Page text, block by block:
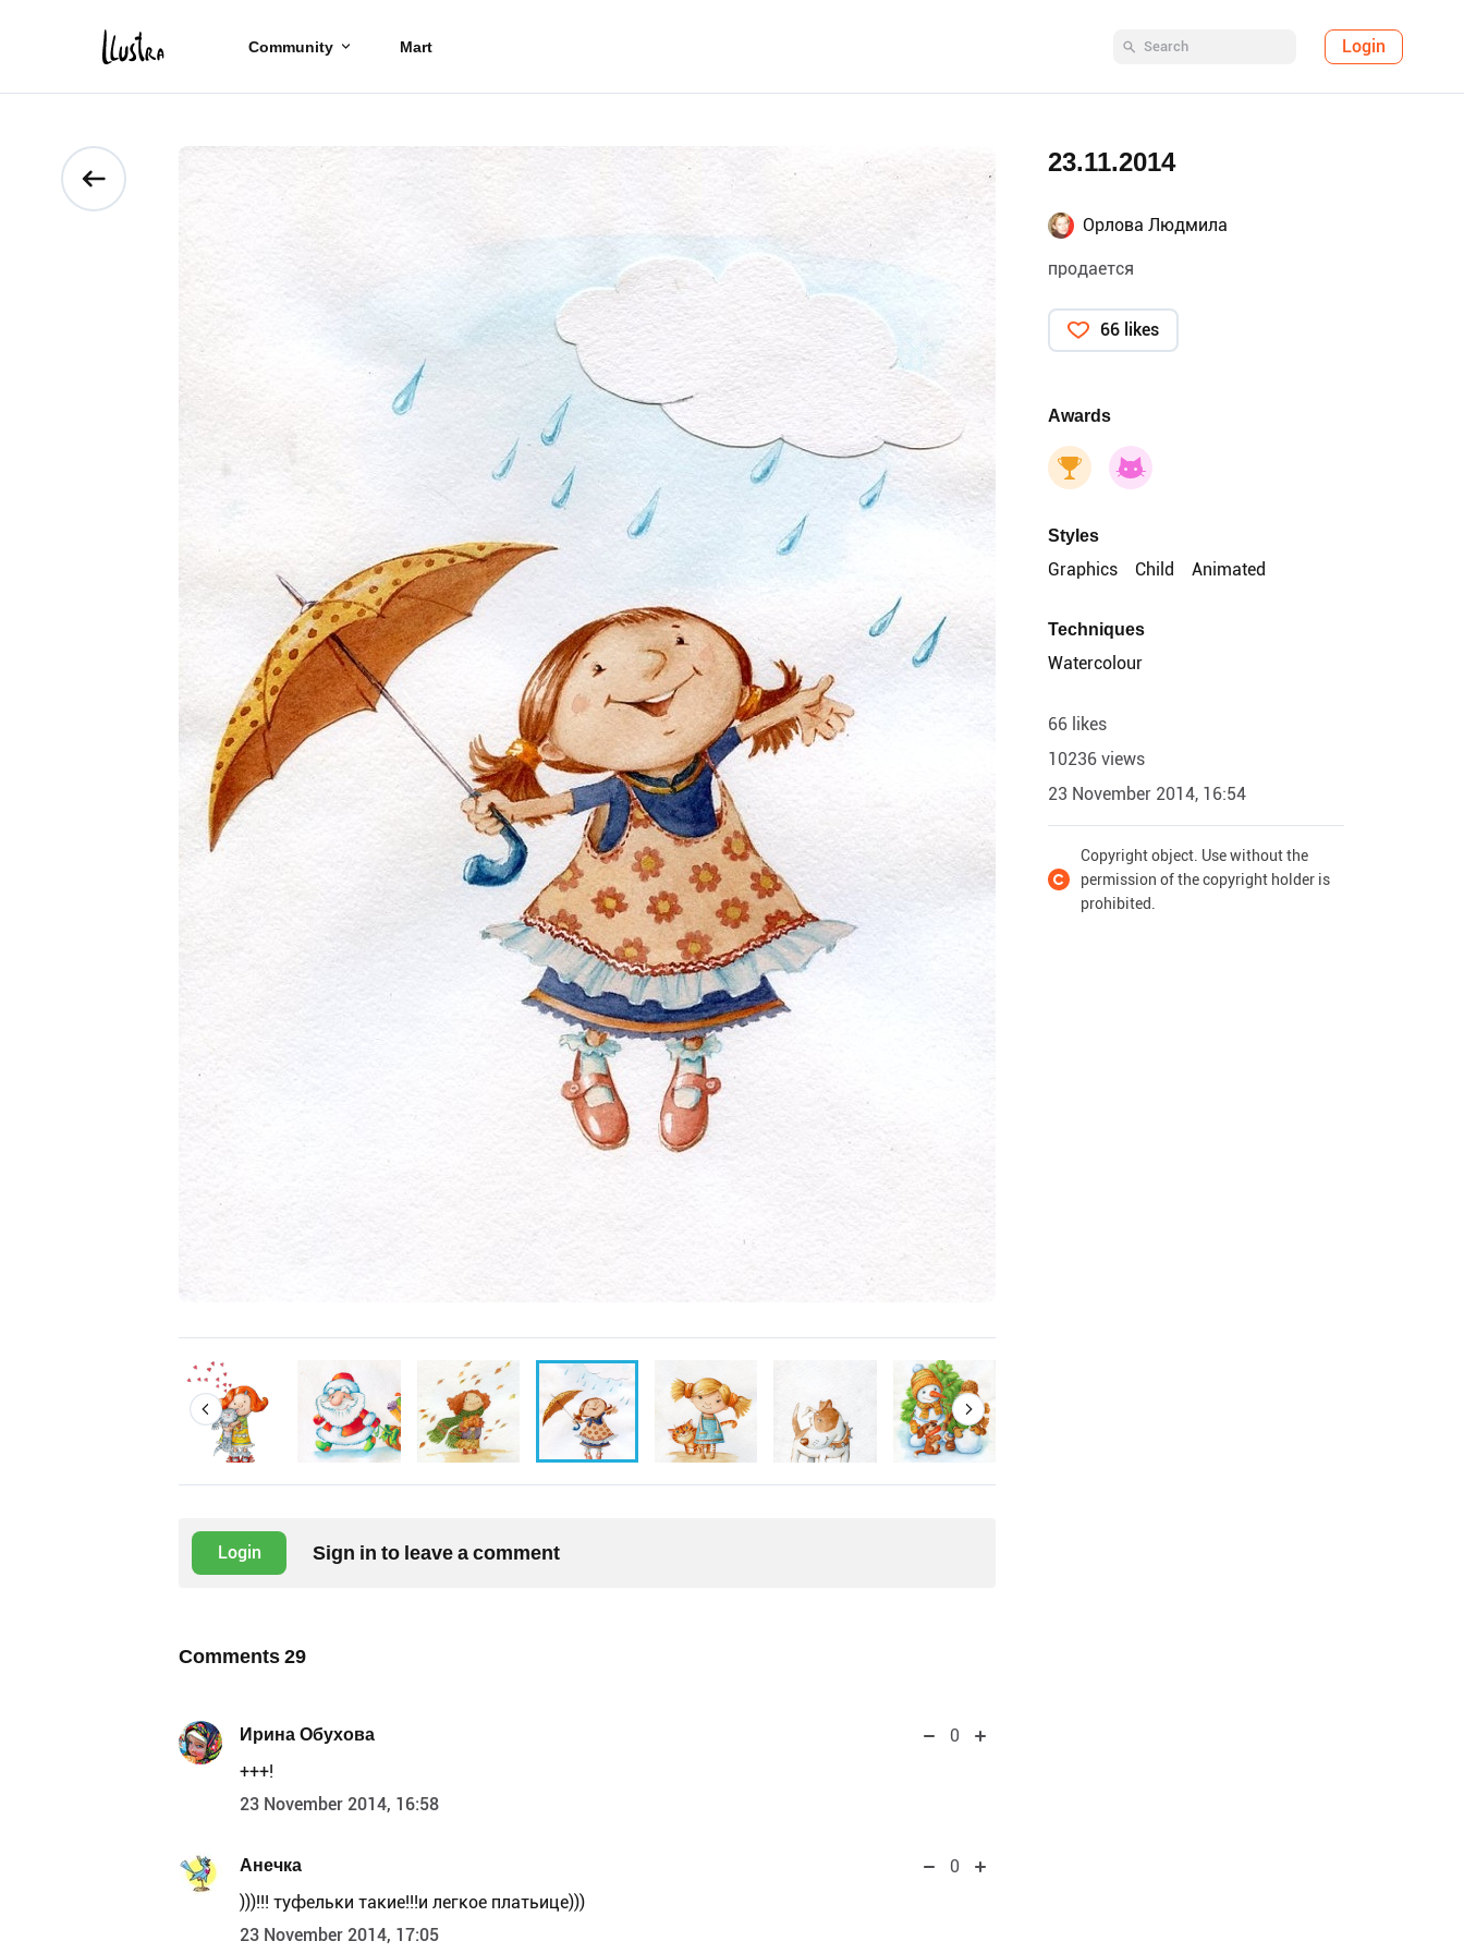
Community Mart Login
Login Sign in to leave a comment
Comments29
Ирина Обухова
0
+++!
23 November 2014, 16:58
Анечка
0
)))!!! туфельки такие!!!и легкое платьице)))
23 November 2014, 17:05
23.11.2014
Орлова Людмила
продается
66 likes
Awards
Styles
Graphics
Child Animated
Techniques
Watercolour
66 likes
10236 views
23 November 2014, 16:54
Copyright object. Use without the
permission of the copyright holder is
prohibited.